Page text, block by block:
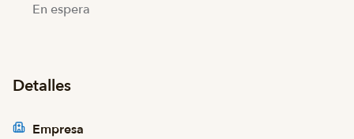
En espera
Detalles
Empresa